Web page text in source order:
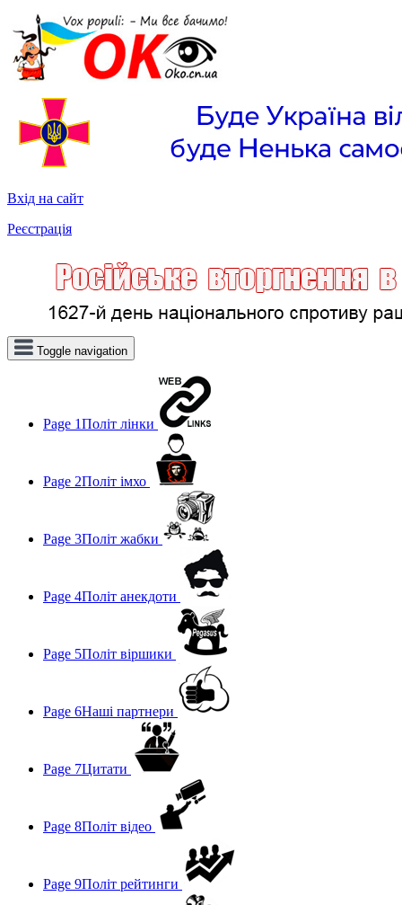
Вхід на сайт
Реєстрація
Toggle navigation
Page 1Політ лінки
Page 2Політ імхо
Page 3Політ жабки
Page 4Політ анекдоти
Page 5Політ віршики
Page 6Наші партнери
Page 7Цитати
Page 8Політ відео
Page 9Політ рейтинги